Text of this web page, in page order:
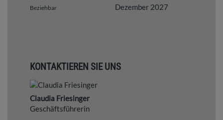
Beziehbar Dezember 2027
KONTAKTIEREN SIE UNS
Claudia Friesinger
Geschäftsführerin